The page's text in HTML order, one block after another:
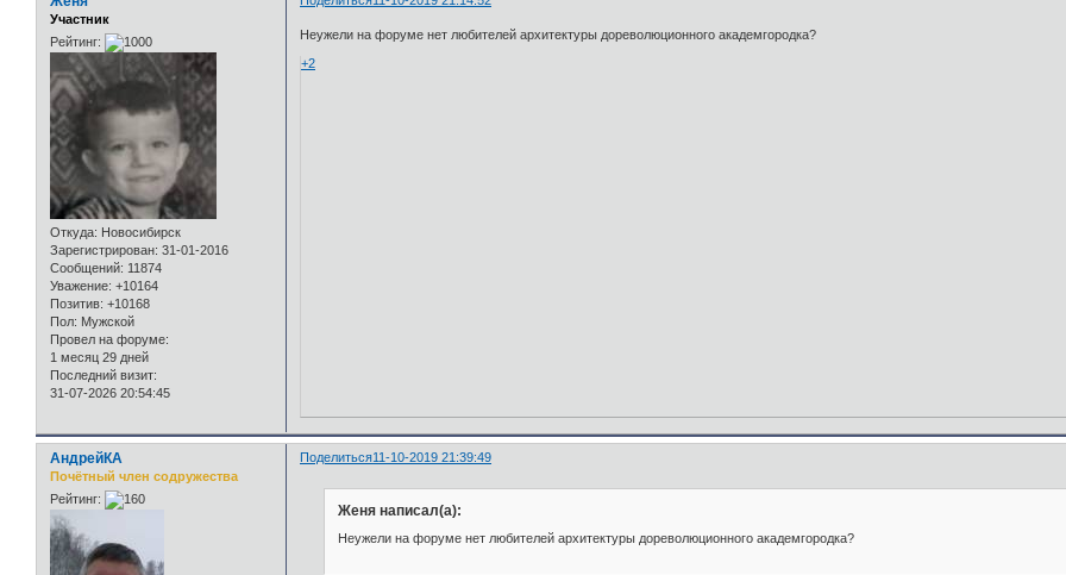
Участник
Рейтинг:
Откуда: Новосибирск
Зарегистрирован: 31-01-2016
Сообщений: 11874
Уважение: +10164
Позитив: +10168
Пол: Мужской
Провел на форуме:
1 месяц 29 дней
Последний визит:
31-07-2026 20:54:45
Неужели на форуме нет любителей архитектуры дореволюционного академгородка?
+2
Поделиться11-10-2019 21:39:49
АндрейКА
Почётный член содружества
Рейтинг:
Женя написал(а):
Неужели на форуме нет любителей архитектуры дореволюционного академгородка?